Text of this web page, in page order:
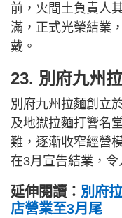
前，火間土負責人
滿，正式光榮結業
戴。
23. 別府九州
別府九州拉麵創立
及地獄拉麵打響名
難，逐漸收窄經營
在3月宣告結業，令
延伸閱讀： 別府
店營業至3月尾